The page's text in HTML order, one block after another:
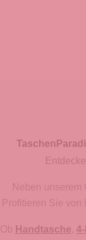
Neben
Profitieren Sie
Ob Handtasche,